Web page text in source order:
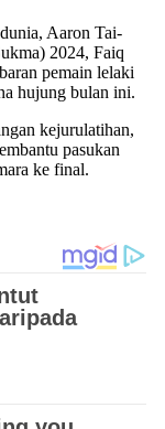
Aaron Tai-
2024, Faiq
pemain lelaki
hujung bulan ini.
kejurulatihan,
pasukan
ke final.